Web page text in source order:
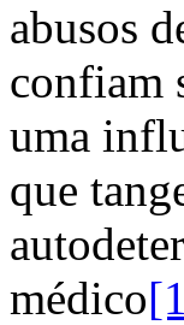
abusos
confiam
uma
que
médico